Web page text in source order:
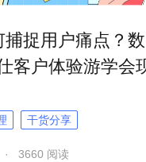
捕捉用户痛点？
客户体验游学会
干货分享
3660 阅读